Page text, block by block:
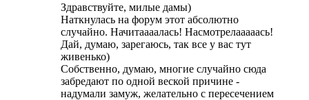
Здравствуйте, милые дамы)
Наткнулась на форум этот абсолютно
случайно. Начитаааалась! Насмотрелааааась!
Дай, думаю, зарегаюсь, так все у вас тут
живенько)
Собственно, думаю, многие случайно сюда
забредают по одной веской причине -
надумали замуж, желательно с пересечением